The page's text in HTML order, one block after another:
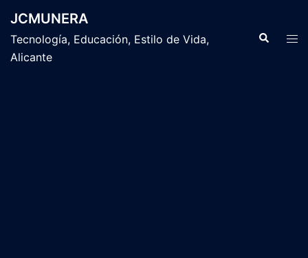
contenido
JCMUNERA
Tecnología, Educación, Estilo de Vida,
Alicante
Buscar